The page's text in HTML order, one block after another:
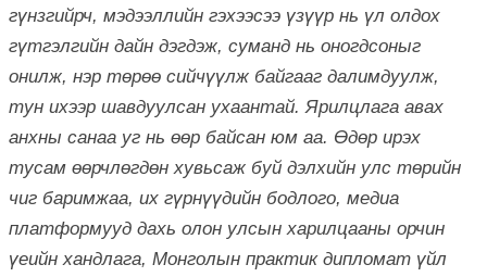
гүнзгийрч, мэдээллийн гэхээсээ үзүүр нь үл олдох
гүтгэлгийн дайн дэгдэж, суманд нь оногдсоныг
онилж, нэр төрөө сийчүүлж байгааг далимдуулж,
тун ихээр шавдуулсан ухаантай. Ярилцлага авах
анхны санаа уг нь өөр байсан юм аа. Өдөр ирэх
тусам өөрчлөгдөн хувьсаж буй дэлхийн улс төрийн
чиг баримжаа, их гүрнүүдийн бодлого, медиа
платформууд дахь олон улсын харилцааны орчин
үеийн хандлага, Монголын практик дипломат үйл